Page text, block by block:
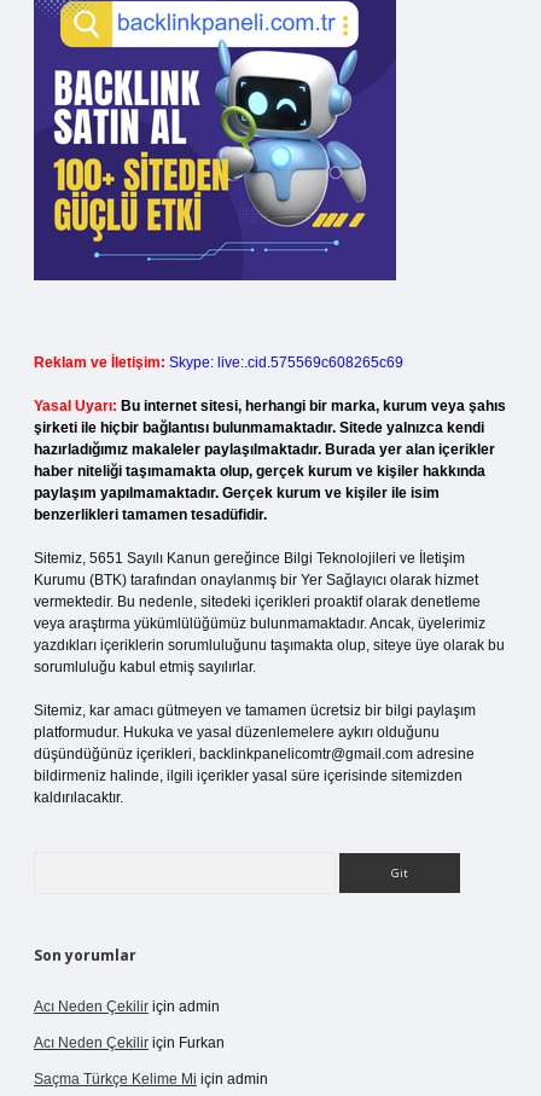
Reklam ve İletişim: Skype: live:.cid.575569c608265c69
Yasal Uyarı: Bu internet sitesi, herhangi bir marka, kurum veya şahıs
şirketi ile hiçbir bağlantısı bulunmamaktadır. Sitede yalnızca kendi
hazırladığımız makaleler paylaşılmaktadır. Burada yer alan içerikler
haber niteliği taşımamakta olup, gerçek kurum ve kişiler hakkında
paylaşım yapılmamaktadır. Gerçek kurum ve kişiler ile isim
benzerlikleri tamamen tesadüfidir.
Sitemiz, 5651 Sayılı Kanun gereğince Bilgi Teknolojileri ve İletişim
Kurumu (BTK) tarafından onaylanmış bir Yer Sağlayıcı olarak hizmet
vermektedir. Bu nedenle, sitedeki içerikleri proaktif olarak denetleme
veya araştırma yükümlülüğümüz bulunmamaktadır. Ancak, üyelerimiz
yazdıkları içeriklerin sorumluluğunu taşımakta olup, siteye üye olarak bu
sorumluluğu kabul etmiş sayılırlar.
Sitemiz, kar amacı gütmeyen ve tamamen ücretsiz bir bilgi paylaşım
platformudur. Hukuka ve yasal düzenlemelere aykırı olduğunu
düşündüğünüz içerikleri, backlinkpanelicomtr@gmail.com adresine
bildirmeniz halinde, ilgili içerikler yasal süre içerisinde sitemizden
kaldırılacaktır.
Son yorumlar
Acı Neden Çekilir için admin
Acı Neden Çekilir için Furkan
Saçma Türkçe Kelime Mi için admin